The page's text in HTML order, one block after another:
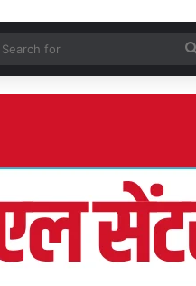
Article